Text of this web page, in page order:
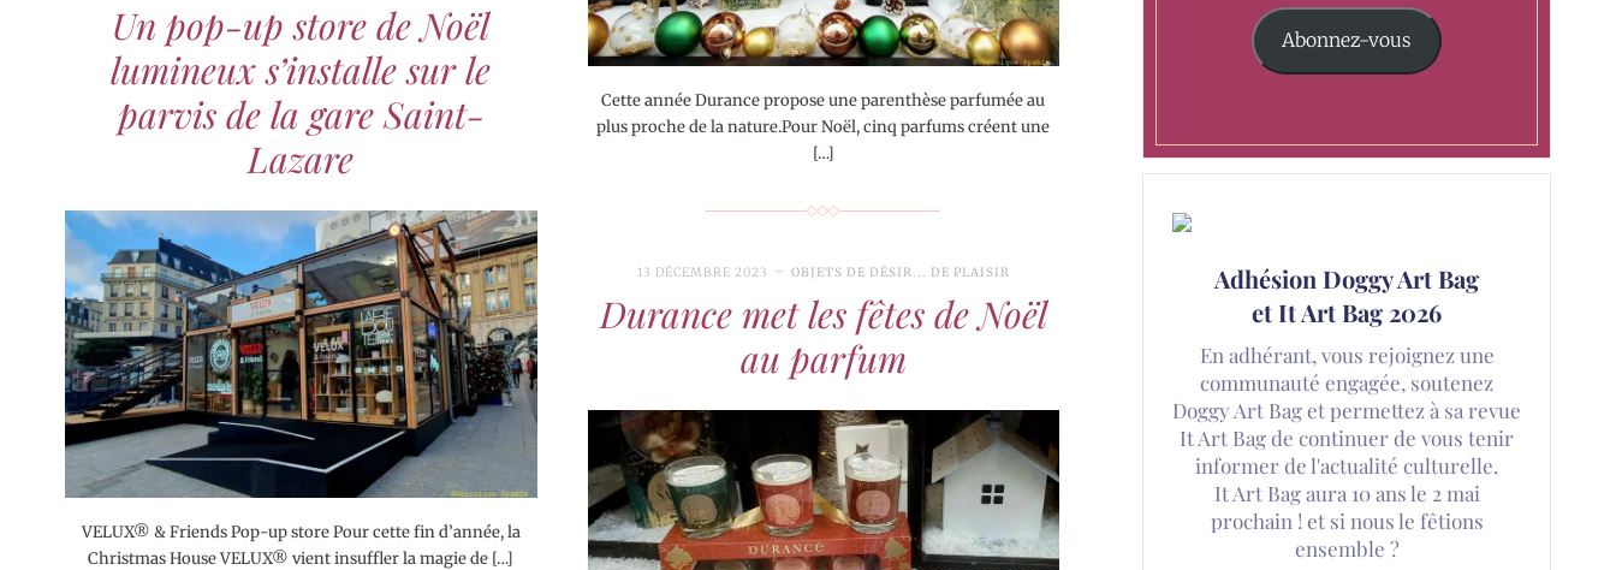
Cette année Durance propose une parenthèse parfumée au
plus proche de la nature.Pour Noël, cinq parfums créent une
[…]
Un pop-up store de Noël
lumineux s’installe sur le
parvis de la gare Saint-
Lazare
VELUX® & Friends Pop-up store Pour cette fin d’année, la
Christmas House VELUX® vient insuffler la magie de […]
13 DÉCEMBRE 2023 OBJETS DE DÉSIR... DE PLAISIR
Durance met les fêtes de Noël
au parfum
Abonnez-vous
Adhésion Doggy Art Bag
et It Art Bag 2026
En adhérant, vous rejoignez une
communauté engagée, soutenez
Doggy Art Bag et permettez à sa revue
It Art Bag de continuer de vous tenir
informer de l'actualité culturelle.
It Art Bag aura 10 ans le 2 mai
prochain ! et si nous le fêtions
ensemble ?